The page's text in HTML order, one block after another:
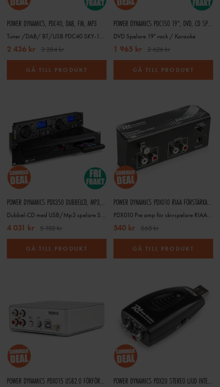
POWER DYNAMICS, PDC40, DAB, FM, MP3
Tuner /DAB/ BT/USB PDC40 SKY-172.707
2 436 kr 3 284 kr
GÅ TILL PRODUKT
POWER DYNAMICS PDC150 19", DVD, CD SPELARE INKL FJÄRR
DVD Spelare 19" rack / Karaoke
1 965 kr 2 626 kr
GÅ TILL PRODUKT
POWER DYNAMICS PDX350 DUBBELCD, MP3, USB
Dubbel-CD med USB/Mp3 spelare Sky-172.715
4 031 kr 5 182 kr
GÅ TILL PRODUKT
POWER DYNAMICS PDX010 RIAA FÖRSTÄRKARE TILL SKIVSPELARE, PHONO FÖRFÖRSTÄRKARE
PDX010 Pre amp för skivspelare RIAA SKY-172.772
540 kr 568 kr
GÅ TILL PRODUKT
POWER DYNAMICS PDX015 USB2.0 FÖRFÖRSTÄRKARE, SKIVSPELARE, PROGRAMM POWER DYNAMICS PDX20 STEREO LJUD INTERFACE